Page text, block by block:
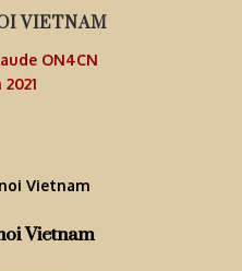
VIETNAM
ON4CN
Vietnam